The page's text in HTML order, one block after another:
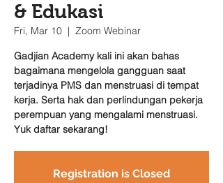
& Edukasi
Fri, Mar 10
  |
Zoom Webinar
Gadjian Academy kali ini akan bahas
bagaimana mengelola gangguan saat
terjadinya PMS dan menstruasi di tempat
kerja. Serta hak dan perlindungan pekerja
perempuan yang mengalami menstruasi.
Yuk daftar sekarang!
Registration is Closed